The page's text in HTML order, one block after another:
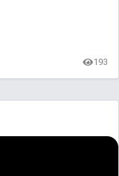
193